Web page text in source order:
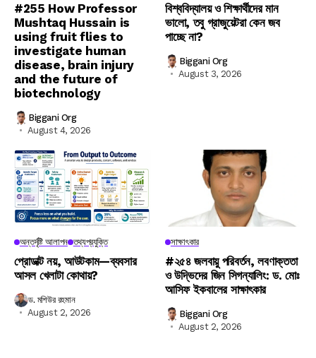
#255 How Professor
Mushtaq Hussain is
using fruit flies to
investigate human
disease, brain injury
and the future of
biotechnology
Biggani Org
August 4, 2026
বিশ্ববিদ্যালয় ও শিক্ষার্থীদের মান
ভালো, তবু গ্রাজুয়েটরা কেন জব
পাচ্ছে না?
Biggani Org
August 3, 2026
অন্তর্দৃষ্টি আলাপন তথ্যপ্রযুক্তি
প্রোডাক্ট নয়, আউটকাম—ব্যবসার
আসল খেলাটা কোথায়?
ড. মশিউর রহমান
August 2, 2026
সাক্ষাৎকার
#২৫৪ জলবায়ু পরিবর্তন, লবণাক্ততা
ও উদ্ভিদের জিন সিগন্যালিং: ড. মোঃ
আসিফ ইকবালের সাক্ষাৎকার
Biggani Org
August 2, 2026